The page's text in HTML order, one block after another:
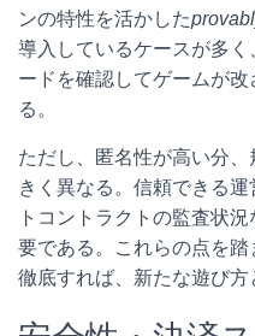
ンの特性を活かした
導入しているケースが多
ードを確認してゲームが
る。
ただし、匿名性が高い分
きく異なる。信頼できる
トコントラクトの監査状
要である。これらの点を踏
徹底すれば、新たな遊び方